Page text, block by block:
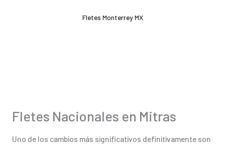
Fletes Monterrey MX
Fletes Nacionales en Mitras
Uno de los cambios más significativos definitivamente son